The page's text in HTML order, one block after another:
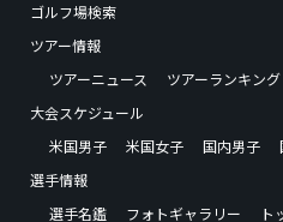
ゴルフ場検索
ツアー情報
ツアーニュース
ツアーランキング
大会スケジュール
米国男子
米国女子 国内男子
選手情報
選手名鑑
フォトギャラリー
ト